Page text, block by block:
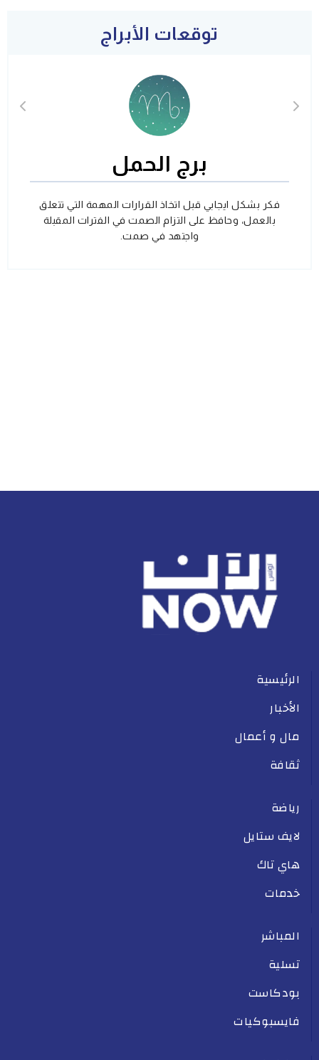
توقعات الأبراج
برج الحمل
فكر بشكل ايجابي قبل اتخاذ القرارات المهمة التي تتعلق
بالعمل، وحافظ على التزام الصمت في الفترات المقبلة
واجتهد في صمت.
الرئيسية
الأخبار
مال و أعمال
ثقافة
رياضة
لايف ستايل
هاي تاك
خدمات
المباشر
تسلية
بودكاست
فايسبوكيات